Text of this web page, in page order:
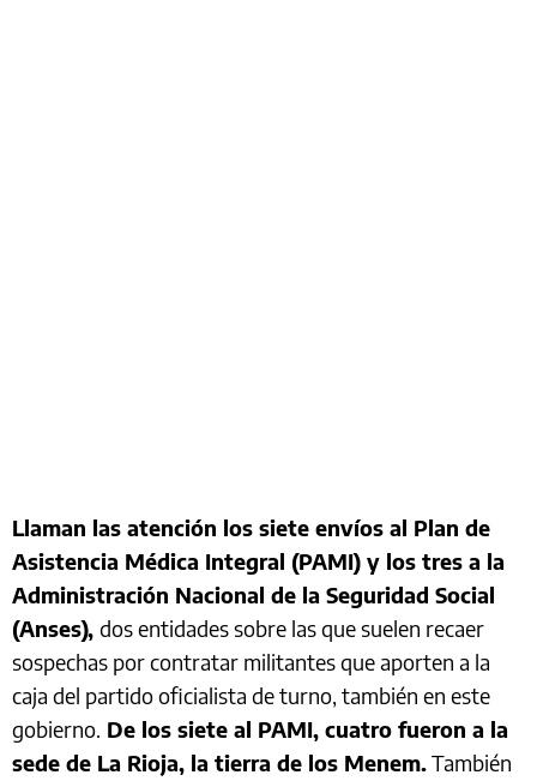
Llaman las atención los siete envíos al Plan de
Asistencia Médica Integral (PAMI) y los tres a la
Administración Nacional de la Seguridad Social
(Anses), dos entidades sobre las que suelen recaer
sospechas por contratar militantes que aporten a la
caja del partido oficialista de turno, también en este
gobierno. De los siete al PAMI, cuatro fueron a la
sede de La Rioja, la tierra de los Menem.También